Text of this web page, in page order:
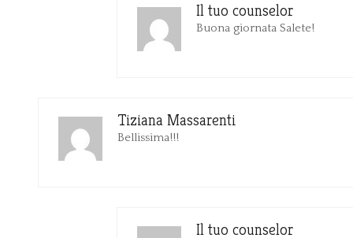
Il tuo counselor
Buona giornata Salete!
Tiziana Massarenti
Bellissima!!!
Il tuo counselor